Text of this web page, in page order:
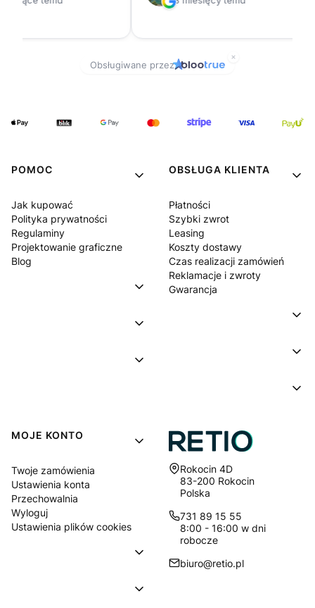
POMOC
Jak kupować
Polityka prywatności
Regulaminy
Projektowanie graficzne
Blog
OBSŁUGA KLIENTA
Płatności
Szybki zwrot
Leasing
Koszty dostawy
Czas realizacji zamówień
Reklamacje i zwroty
Gwarancja
MOJE KONTO
Twoje zamówienia
Ustawienia konta
Przechowalnia
Wyloguj
Ustawienia plików cookies
Adres:
Rokocin 4D
83-200 Rokocin
Polska
731 89 15 55
8:00 - 16:00 w dni
robocze
biuro@retio.pl